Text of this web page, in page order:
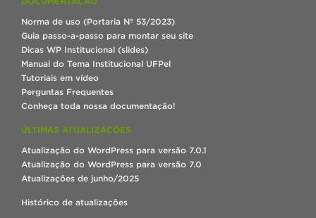
Norma de uso (Portaria Nº 53/2023)
Guia passo-a-passo para montar seu site
Dicas WP Institucional (slides)
Manual do Tema Institucional UFPel
Tutoriais em vídeo
Perguntas Frequentes
Conheça toda nossa documentação!
ÚLTIMAS ATUALIZAÇÕES
Atualização do WordPress para versão 7.0.1
Atualização do WordPress para versão 7.0
Atualizações de junho/2025
Histórico de atualizações